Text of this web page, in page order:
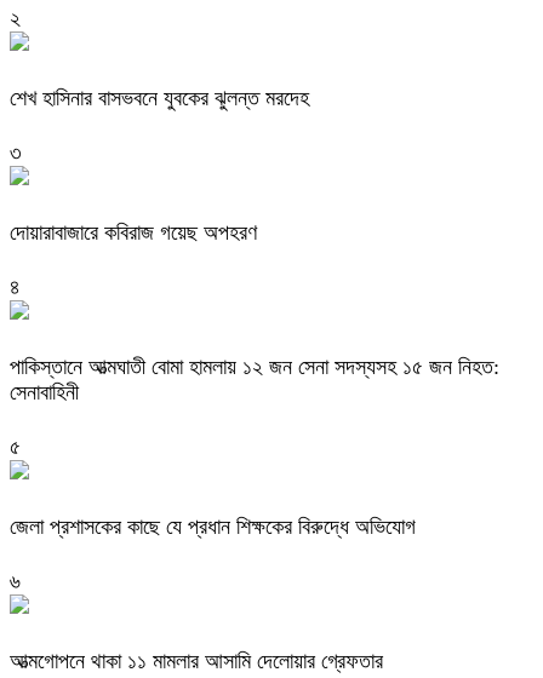
২
শেখ হাসিনার বাসভবনে যুবকের ঝুলন্ত মরদেহ
৩
দোয়ারাবাজারে কবিরাজ গয়েছ অপহরণ
৪
পাকিস্তানে আত্মঘাতী বোমা হামলায় ১২ জন সেনা সদস্যসহ ১৫ জন নিহত:
সেনাবাহিনী
৫
জেলা প্রশাসকের কাছে যে প্রধান শিক্ষকের বিরুদ্ধে অভিযোগ
৬
আত্মগোপনে থাকা ১১ মামলার আসামি দেলোয়ার গ্রেফতার